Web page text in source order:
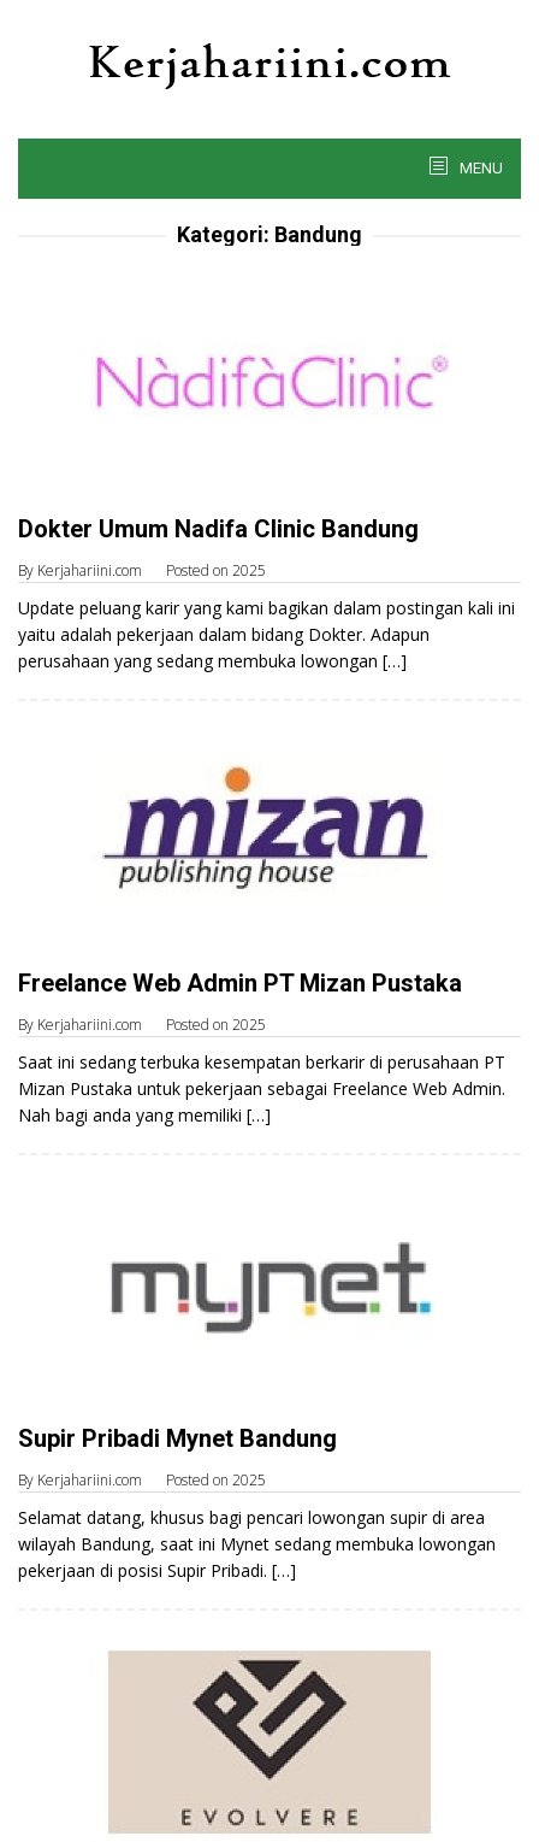
MENU
Kategori: Bandung
Dokter Umum Nadifa Clinic Bandung
By Kerjahariini.com Posted on 2025
Update peluang karir yang kami bagikan dalam postingan kali ini
yaitu adalah pekerjaan dalam bidang Dokter. Adapun
perusahaan yang sedang membuka lowongan […]
Freelance Web Admin PT Mizan Pustaka
By Kerjahariini.com Posted on 2025
Saat ini sedang terbuka kesempatan berkarir di perusahaan PT
Mizan Pustaka untuk pekerjaan sebagai Freelance Web Admin.
Nah bagi anda yang memiliki […]
Supir Pribadi Mynet Bandung
By Kerjahariini.com Posted on 2025
Selamat datang, khusus bagi pencari lowongan supir di area
wilayah Bandung, saat ini Mynet sedang membuka lowongan
pekerjaan di posisi Supir Pribadi. […]